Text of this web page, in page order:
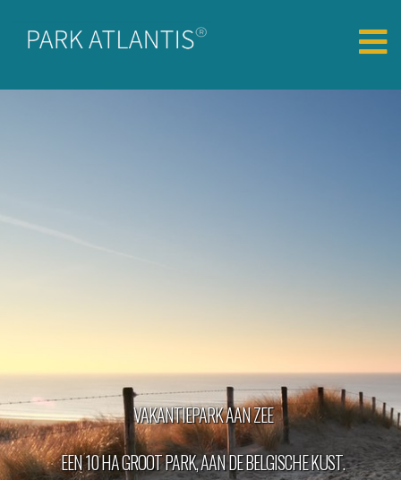
VAKANTIEPARK AAN ZEE
EEN 10 HA GROOT PARK, AAN DE BELGISCHE KUST.